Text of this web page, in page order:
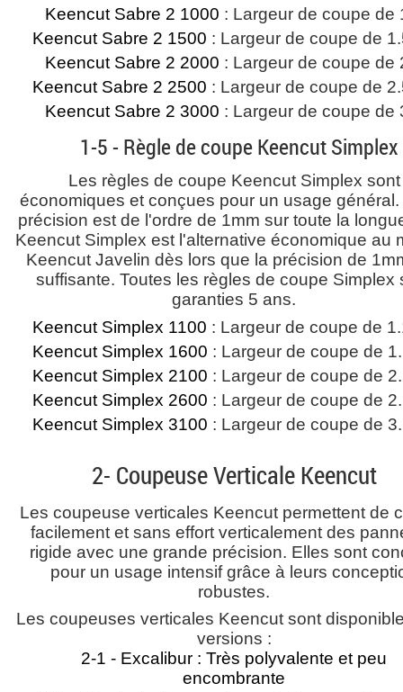
Keencut Sabre 2 1000 : Largeur de coupe de
Keencut Sabre 2 1500 : Largeur de coupe de
Keencut Sabre 2 2000 : Largeur de coupe de
Keencut Sabre 2 2500 : Largeur de coupe de
Keencut Sabre 2 3000 : Largeur de coupe de
1-5 - Règle de coupe Keencut Simplex
Les règles de coupe Keencut Simplex sont
économiques et conçues pour un usage
précision est de l'ordre de 1mm sur toute la
Keencut Simplex est l'alternative économique au
Keencut Javelin dès lors que la précision de
suffisante. Toutes les règles de coupe Simplex
garanties 5 ans.
Keencut Simplex 1100 : Largeur de coupe de
Keencut Simplex 1600 : Largeur de coupe de
Keencut Simplex 2100 : Largeur de coupe de
Keencut Simplex 2600 : Largeur de coupe de
Keencut Simplex 3100 : Largeur de coupe de
2- Coupeuse Verticale Keencut
Les coupeuse verticales Keencut permettent de
facilement et sans effort verticalement des
rigide avec une grande précision. Elles sont
pour un usage intensif grâce à leurs
robustes.
Les coupeuses verticales Keencut sont
versions :
2-1 - Excalibur : Très polyvalente et peu
encombrante